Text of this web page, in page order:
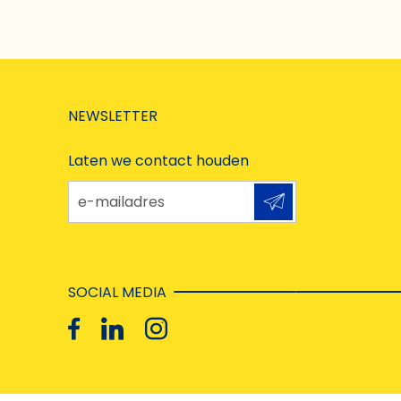
NEWSLETTER
Laten we contact houden
e-mailadres
SOCIAL MEDIA